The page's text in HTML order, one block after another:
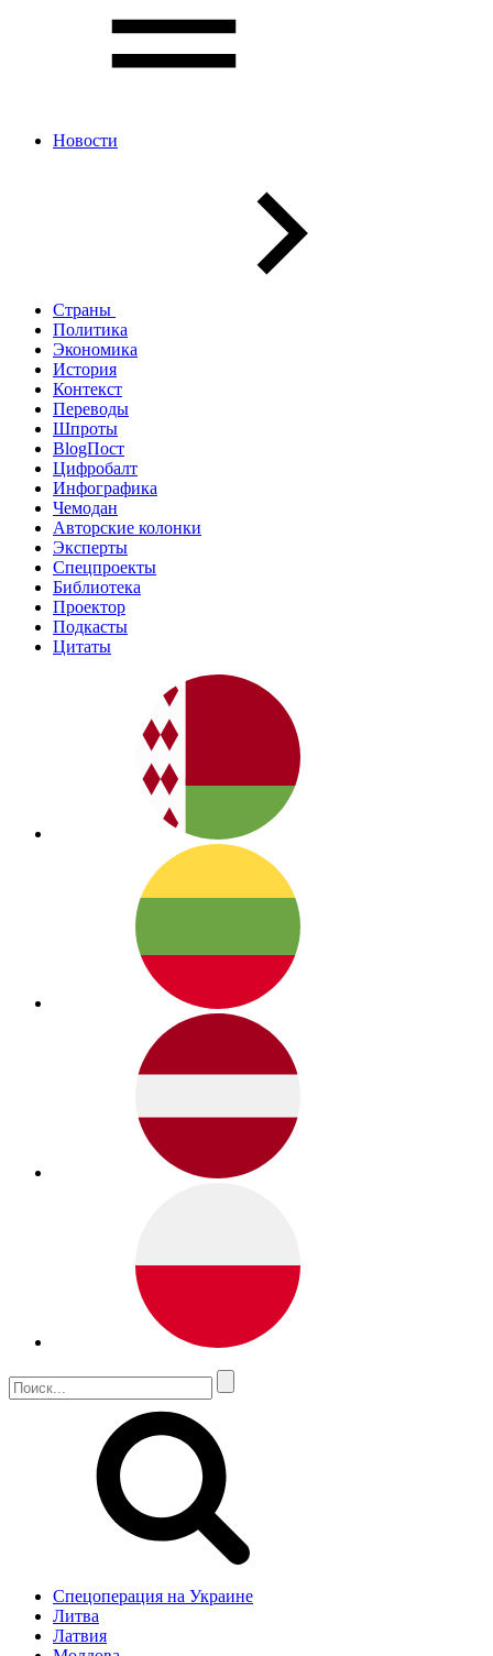
Новости
Страны
Политика
Экономика
История
Контекст
Переводы
Шпроты
BlogПост
Цифробалт
Инфографика
Чемодан
Авторские колонки
Эксперты
Спецпроекты
Библиотека
Проектор
Подкасты
Цитаты
Спецоперация на Украине
Литва
Латвия